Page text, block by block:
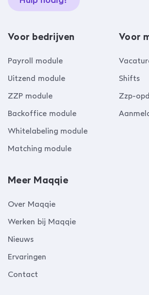
Voor bedrijven
Payroll module
Uitzend module
ZZP module
Backoffice module
Whitelabeling module
Matching module
Voor
Shifts
Zzp-
Meer Maqqie
Over Maqqie
Werken bij Maqqie
Nieuws
Ervaringen
Contact